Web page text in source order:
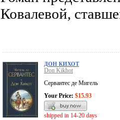
Ковалевой,
ДОН КИХОТ
Don Kikhot
Сервантес де Мигель
Your Price: $15.93
shipped in 14-20 days